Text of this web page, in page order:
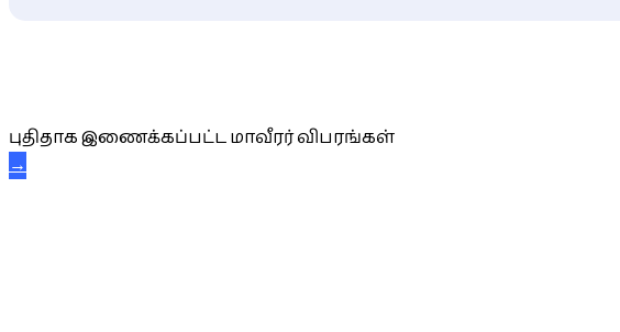
புதிதாக இணைக்கப்பட்ட மாவீரர் விபரங்கள்
→